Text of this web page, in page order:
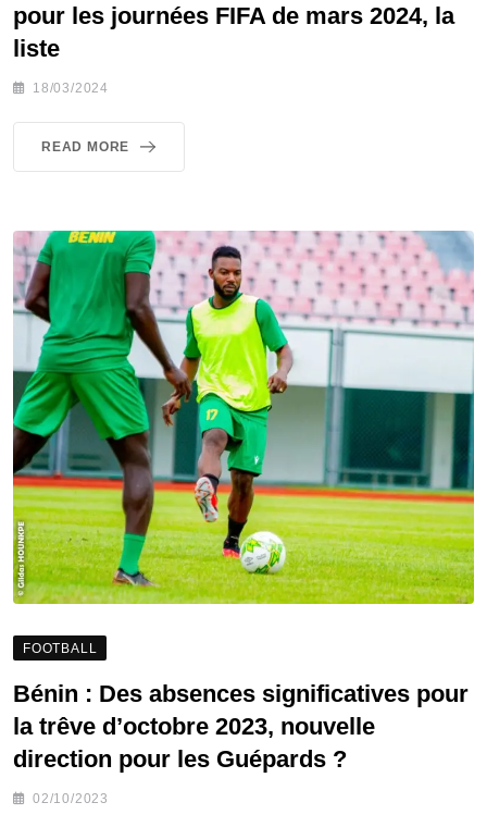
pour les journées FIFA de mars 2024, la
liste
18/03/2024
READ MORE
FOOTBALL
Bénin : Des absences significatives pour
la trêve d’octobre 2023, nouvelle
direction pour les Guépards ?
02/10/2023